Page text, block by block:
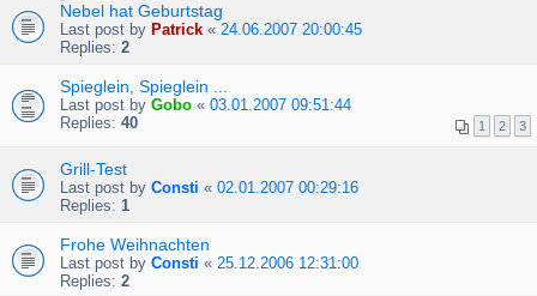
Nebel hat Geburtstag
Last post by Patrick « 24.06.2007 20:00:45
Replies: 2
Spieglein, Spieglein ...
Last post by Gobo « 03.01.2007 09:51:44
Replies: 40 1 2 3
Grill-Test
Last post by Consti « 02.01.2007 00:29:16
Replies: 1
Frohe Weihnachten
Last post by Consti « 25.12.2006 12:31:00
Replies: 2